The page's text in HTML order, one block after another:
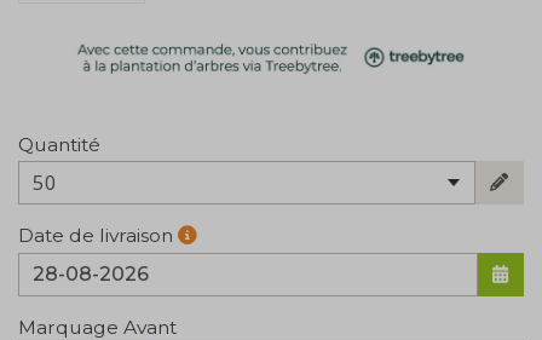
Quantité
50
Date de livraison
Marquage Avant